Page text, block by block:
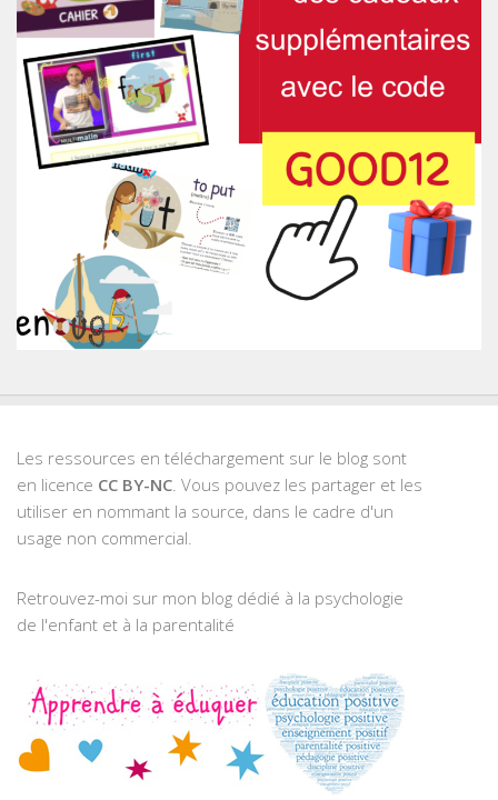
Les ressources en téléchargement sur le blog sont
en licence CC BY-NC . Vous pouvez les partager et les
utiliser en nommant la source, dans le cadre d'un
usage non commercial.
Retrouvez-moi sur mon blog dédié à la psychologie
de l'enfant et à la parentalité